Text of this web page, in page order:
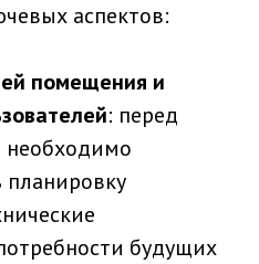
аспектов:
помещения и
: перед
необходимо
планировку
будущих